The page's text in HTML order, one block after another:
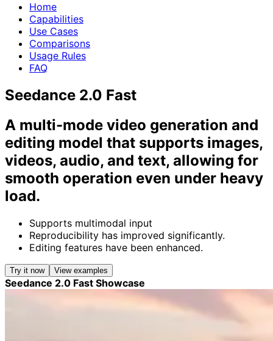
Home
Capabilities
Use Cases
Comparisons
Usage Rules
FAQ
Seedance 2.0 Fast
A multi-mode video generation and
editing model that supports images,
videos, audio, and text, allowing for
smooth operation even under heavy
load.
Supports multimodal input
Reproducibility has improved significantly.
Editing features have been enhanced.
Try it now View examples
Seedance 2.0 Fast Showcase